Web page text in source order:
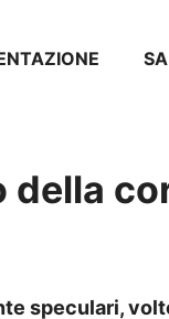
della
speculari,